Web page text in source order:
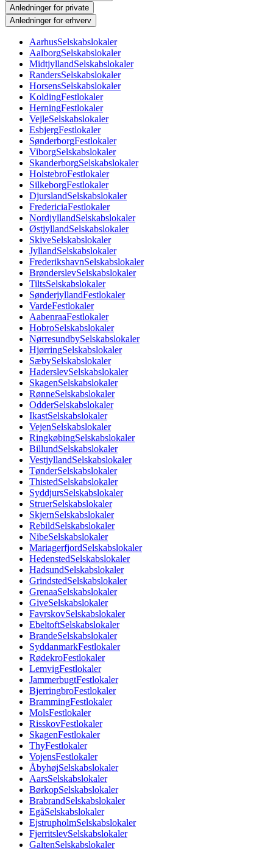
Anledninger for private
Anledninger for erhverv
AarhusSelskabslokaler
AalborgSelskabslokaler
MidtjyllandSelskabslokaler
RandersSelskabslokaler
HorsensSelskabslokaler
KoldingFestlokaler
HerningFestlokaler
VejleSelskabslokaler
EsbjergFestlokaler
SønderborgFestlokaler
ViborgSelskabslokaler
SkanderborgSelskabslokaler
HolstebroFestlokaler
SilkeborgFestlokaler
DjurslandSelskabslokaler
FredericiaFestlokaler
NordjyllandSelskabslokaler
ØstjyllandSelskabslokaler
SkiveSelskabslokaler
JyllandSelskabslokaler
FrederikshavnSelskabslokaler
BrønderslevSelskabslokaler
TiltsSelskabslokaler
SønderjyllandFestlokaler
VardeFestlokaler
AabenraaFestlokaler
HobroSelskabslokaler
NørresundbySelskabslokaler
HjørringSelskabslokaler
SæbySelskabslokaler
HaderslevSelskabslokaler
SkagenSelskabslokaler
RønneSelskabslokaler
OdderSelskabslokaler
IkastSelskabslokaler
VejenSelskabslokaler
RingkøbingSelskabslokaler
BillundSelskabslokaler
VestjyllandSelskabslokaler
TønderSelskabslokaler
ThistedSelskabslokaler
SyddjursSelskabslokaler
StruerSelskabslokaler
SkjernSelskabslokaler
RebildSelskabslokaler
NibeSelskabslokaler
MariagerfjordSelskabslokaler
HedenstedSelskabslokaler
HadsundSelskabslokaler
GrindstedSelskabslokaler
GrenaaSelskabslokaler
GiveSelskabslokaler
FavrskovSelskabslokaler
EbeltoftSelskabslokaler
BrandeSelskabslokaler
SyddanmarkFestlokaler
RødekroFestlokaler
LemvigFestlokaler
JammerbugtFestlokaler
BjerringbroFestlokaler
BrammingFestlokaler
MolsFestlokaler
RisskovFestlokaler
SkagenFestlokaler
ThyFestlokaler
VojensFestlokaler
ÅbyhøjSelskabslokaler
AarsSelskabslokaler
BørkopSelskabslokaler
BrabrandSelskabslokaler
EgåSelskabslokaler
EjstrupholmSelskabslokaler
FjerritslevSelskabslokaler
GaltenSelskabslokaler